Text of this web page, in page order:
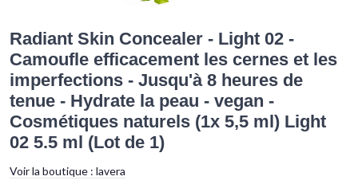
Radiant Skin Concealer - Light 02 -
Camoufle efficacement les cernes et les
imperfections - Jusqu'à 8 heures de
tenue - Hydrate la peau - vegan -
Cosmétiques naturels (1x 5,5 ml) Light
02 5.5 ml (Lot de 1)
Voir la boutique : lavera